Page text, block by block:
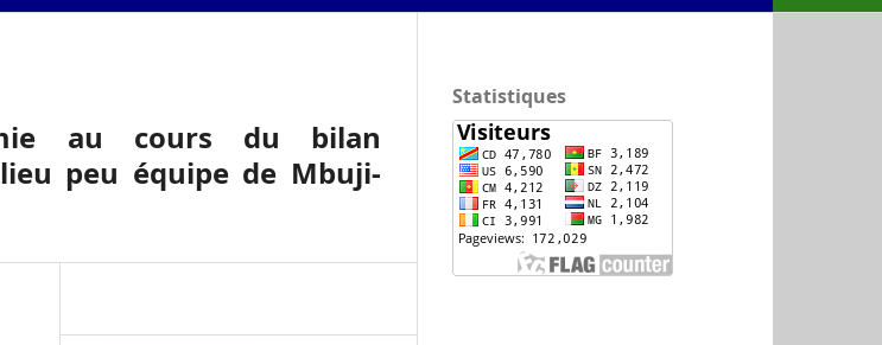
au cours du bilan
peu équipe de Mbuji-
Statistiques